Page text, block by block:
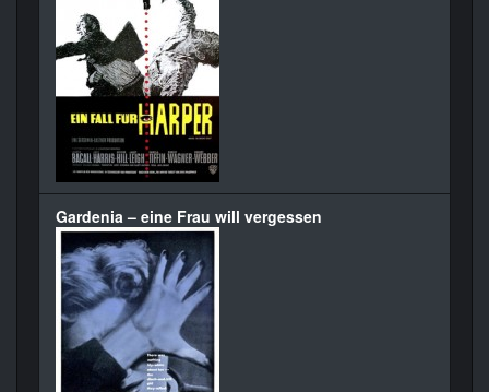
Gardenia – eine Frau will vergessen